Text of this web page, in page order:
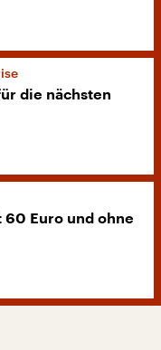
die nächsten
60 Euro und ohne